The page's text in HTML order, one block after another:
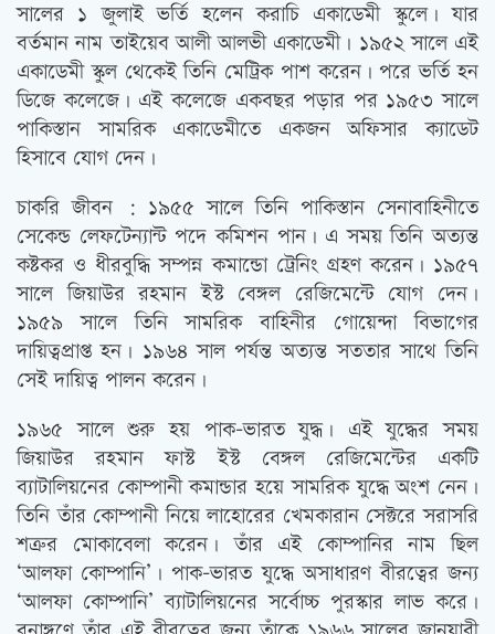
সালের ১ জুলাই ভর্তি হলেন করাচি একাডেমী স্কুলে। যার
বর্তমান নাম তাইয়েব আলী আলভী একাডেমী। ১৯৫২ সালে এই
একাডেমী স্কুল থেকেই তিনি মেট্রিক পাশ করেন। পরে ভর্তি হন
ডিজে কলেজে। এই কলেজে একবছর পড়ার পর ১৯৫৩ সালে
পাকিস্তান সামরিক একাডেমীতে একজন অফিসার ক্যাডেট
হিসাবে যোগ দেন।
চাকরি জীবন : ১৯৫৫ সালে তিনি পাকিস্তান সেনাবাহিনীতে
সেকেন্ড লেফটেন্যান্ট পদে কমিশন পান। এ সময় তিনি অত্যন্ত
কষ্টকর ও ধীরবুদ্ধি সম্পন্ন কমান্ডো ট্রেনিং গ্রহণ করেন। ১৯৫৭
সালে জিয়াউর রহমান ইস্ট বেঙ্গল রেজিমেন্টে যোগ দেন।
১৯৫৯ সালে তিনি সামরিক বাহিনীর গোয়েন্দা বিভাগের
দায়িত্বপ্রাপ্ত হন। ১৯৬৪ সাল পর্যন্ত অত্যন্ত সততার সাথে তিনি
সেই দায়িত্ব পালন করেন।
১৯৬৫ সালে শুরু হয় পাক-ভারত যুদ্ধ। এই যুদ্ধের সময়
জিয়াউর রহমান ফাস্ট ইস্ট বেঙ্গল রেজিমেন্টের একটি
ব্যাটালিয়নের কোম্পানী কমান্ডার হয়ে সামরিক যুদ্ধে অংশ নেন।
তিনি তাঁর কোম্পানী নিয়ে লাহোরের খেমকারান সেক্টরে সরাসরি
শত্রুর মোকাবেলা করেন। তাঁর এই কোম্পানির নাম ছিল
‘আলফা কোম্পানি’। পাক-ভারত যুদ্ধে অসাধারণ বীরত্বের জন্য
‘আলফা কোম্পানি’ ব্যাটালিয়নের সর্বোচ্চ পুরস্কার লাভ করে।